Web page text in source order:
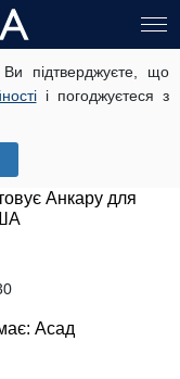
підтверджуєте, що
і погоджуєтеся з
відмовилися
із Кремлем:
Анкару для
Асад